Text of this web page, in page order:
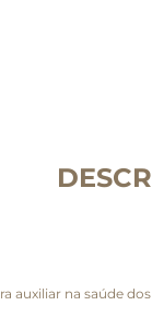
auxiliar na saúde